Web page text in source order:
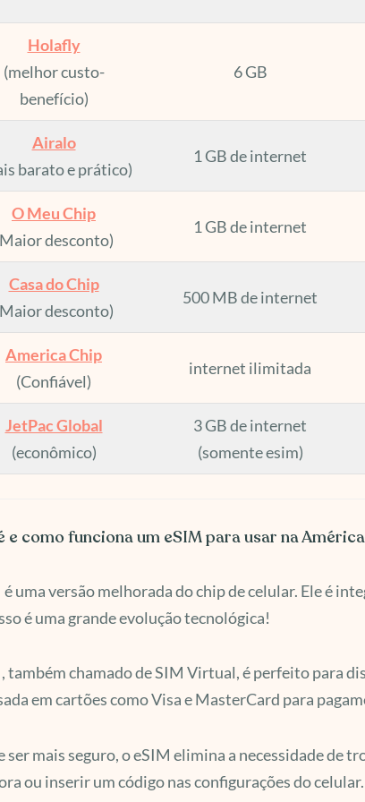
Holafly
(melhor custo-
benefício)
6 GB
Airalo
barato e prático)
1 GB de internet
O Meu Chip
desconto)
1 GB de internet
Casa do Chip
desconto)
500 MB de internet
America Chip
(Confiável)
internet ilimitada
JetPac Global
(econômico)
3 GB de internet
(somente esim)
e como funciona um eSIM para usar na
é uma versão melhorada do chip de celular. Ele é
é uma grande evolução tecnológica!
também chamado de SIM Virtual, é perfeito para
em cartões como Visa e MasterCard para
ser mais seguro, o eSIM elimina a necessidade de
ou inserir um código nas configurações do